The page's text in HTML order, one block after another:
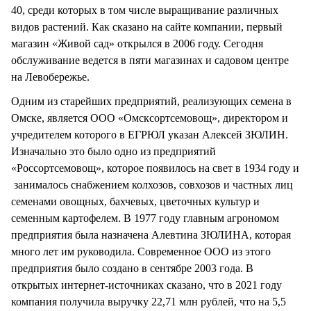
40, среди которых в том числе выращивание различных
видов растений. Как сказано на сайте компании, первый
магазин «Живой сад» открылся в 2006 году. Сегодня
обслуживание ведется в пяти магазинах и садовом центре
на Левобережье.
Одним из старейших предприятий, реализующих семена в
Омске, является ООО «Омсксортсемовощ», директором и
учредителем которого в ЕГРЮЛ указан Алексей ЗЮЛИН.
Изначально это было одно из предприятий
«Россортсемовощ», которое появилось на свет в 1934 году и
занималось снабжением колхозов, совхозов и частных лиц
семенами овощных, бахчевых, цветочных культур и
семенным картофелем. В 1977 году главным агрономом
предприятия была назначена Алевтина ЗЮЛИНА, которая
много лет им руководила. Современное ООО из этого
предприятия было создано в сентябре 2003 года. В
открытых интернет-источниках сказано, что в 2021 году
компания получила выручку 22,71 млн рублей, что на 5,5